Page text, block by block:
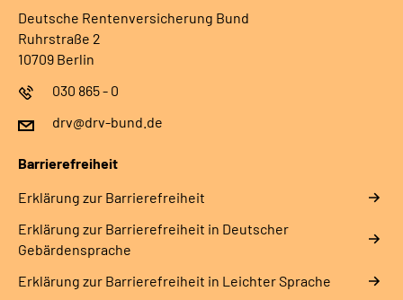
Deutsche Rentenversicherung Bund
Ruhrstraße 2
10709 Berlin
030 865 - 0
drv@drv-bund.de
Barrierefreiheit
Erklärung zur Barrierefreiheit
Erklärung zur Barrierefreiheit in Deutscher
Gebärdensprache
Erklärung zur Barrierefreiheit in Leichter Sprache